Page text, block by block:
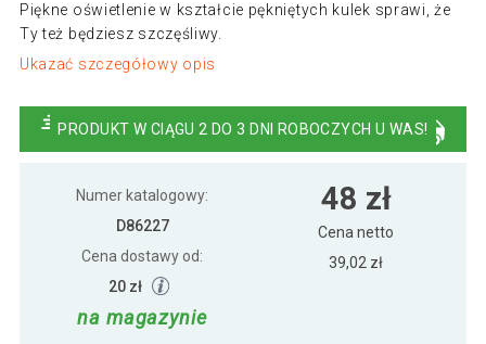
Piękne oświetlenie w kształcie pękniętych kulek sprawi, że
Ty też będziesz szczęśliwy.
Ukazać szczegółowy opis
PRODUKT W CIĄGU 2 DO 3 DNI ROBOCZYCH U WAS!
Numer katalogowy:
D86227
Cena dostawy od:
20 zł
na magazynie
48 zł
Cena netto
39,02 zł